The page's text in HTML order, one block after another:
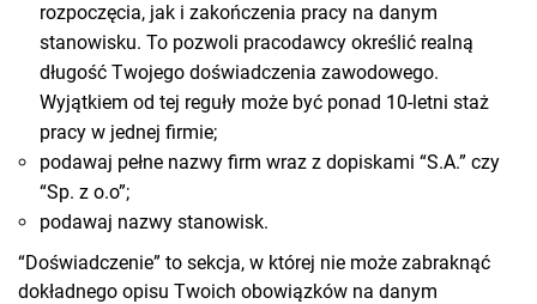
rozpoczęcia, jak i zakończenia pracy na danym
stanowisku. To pozwoli pracodawcy określić realną
długość Twojego doświadczenia zawodowego.
Wyjątkiem od tej reguły może być ponad 10-letni staż
pracy w jednej firmie;
podawaj pełne nazwy firm wraz z dopiskami “S.A.” czy
“Sp. z o.o”;
podawaj nazwy stanowisk.
“Doświadczenie” to sekcja, w której nie może zabraknąć
dokładnego opisu Twoich obowiązków na danym